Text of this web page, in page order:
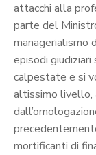
attacchi alla
parte del
managerialismo
episodi
calpestate e si
altissimo livello,
mortificanti di